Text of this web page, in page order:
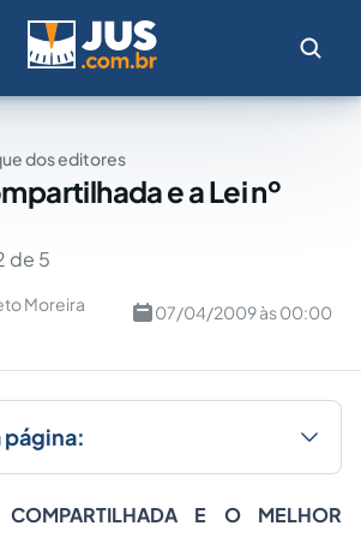
dos editores
e a Lei nº
de 5
Moreira 07/04/2009 às 00:00
página:
E O MELHOR